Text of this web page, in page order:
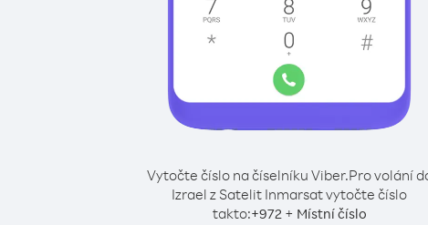
Vytočte číslo na číselníku Viber.Pro volání
Izrael z Satelit Inmarsat vytočte číslo
takto:+972+ Místní číslo